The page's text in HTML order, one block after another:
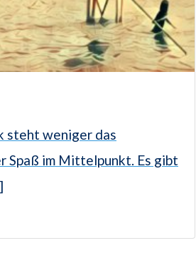
steht weniger das
Spaß im Mittelpunkt. Es gibt